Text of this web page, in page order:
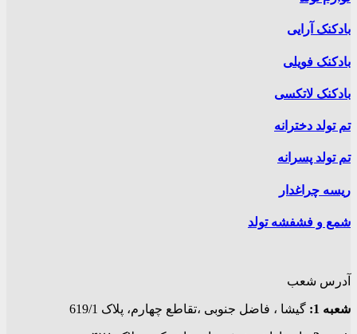
تولد
، فاضل جنوبی ،تقاطع چهارم، پلاک 619/1